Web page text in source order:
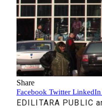
Share
Facebook Twitter LinkedIn
EDILITARA PUBLIC